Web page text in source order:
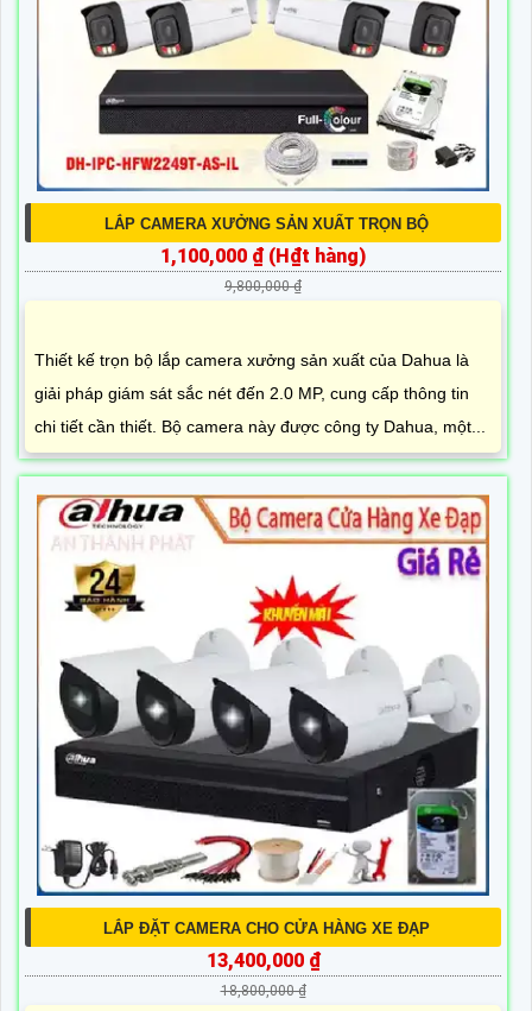
LẮP CAMERA XƯỞNG SẢN XUẤT TRỌN BỘ
1,100,000 ₫ (H₫t hàng)
9,800,000 ₫
Thiết kế trọn bộ lắp camera xưởng sản xuất của Dahua là
giải pháp giám sát sắc nét đến 2.0 MP, cung cấp thông tin
chi tiết cần thiết. Bộ camera này được công ty Dahua, một...
LẮP ĐẶT CAMERA CHO CỬA HÀNG XE ĐẠP
13,400,000 ₫
18,800,000 ₫